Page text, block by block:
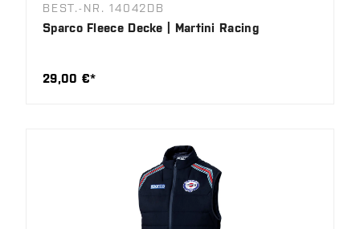
BEST.-NR. 14042DB
Sparco Fleece Decke | Martini Racing
29,00 €*